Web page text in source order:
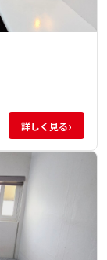
詳しく見る›